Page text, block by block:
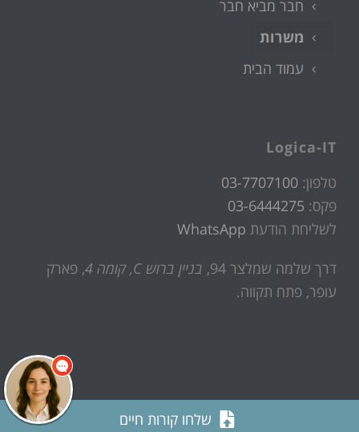
שלחו קורות חיים
חבר מביא חבר
משרות
עמוד הבית
Logica-IT
טלפון:03-7707100
פקס: 03-6444275
לשליחת הודעת WhatsApp
דרך שלמה שמלצר 94, בניין ברוש C, קומה 4
, פארק
עופר, פתח תקווה.
Copyright All Rights Reserved © 2019 | design & dev